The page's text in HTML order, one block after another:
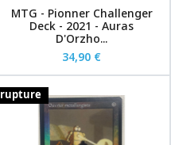
MTG - Pionner Challenger
Deck - 2021 - Auras
D'Orzho...
34,90 €
rupture